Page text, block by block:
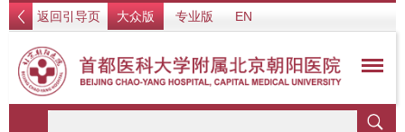
返回引导页 大众版 专业版 EN